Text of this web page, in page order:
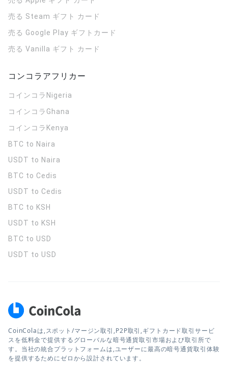
売る Steam ギフト カード
売る Google Play ギフトカード
売る Vanilla ギフト カード
コンコラアフリカー
コインコラ Nigeria
コインコラ Ghana
コインコラ Kenya
BTC to Naira
USDT to Naira
BTC to Cedis
USDT to Cedis
BTC to KSH
USDT to KSH
BTC to USD
USDT to USD
CoinColaは,スポット/マージン取引,P2P取引,ギフトカード取引サービ
スを低料金で提供するグローバルな暗号通貨取引市場および取引所で
す。当社の統合プラットフォームは,ユーザーに最高の暗号通貨取引体験
を提供するためにゼロから設計されています。